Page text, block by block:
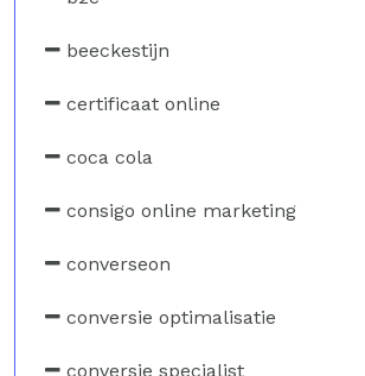
beeckestijn
certificaat online
coca cola
consigo online marketing
converseon
conversie optimalisatie
conversie specialist